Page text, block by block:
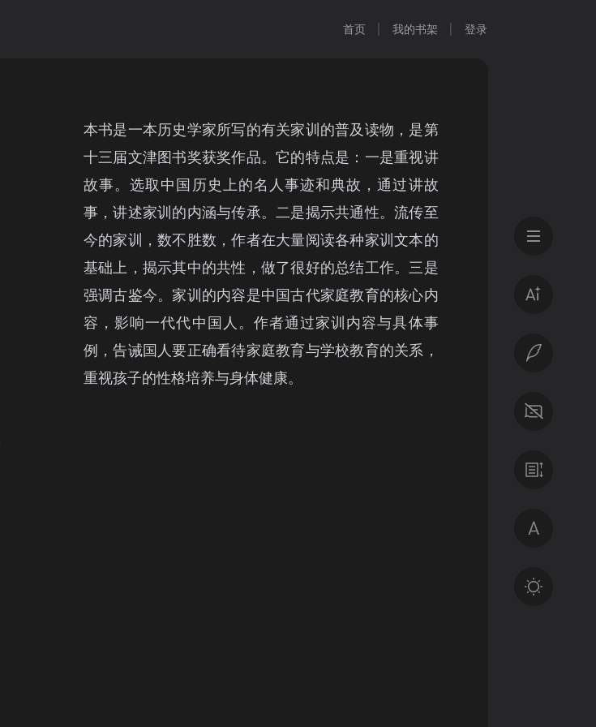
首页 我的书架 登录
本书是一本历史学家所写的有关家训的普及读物，是第
十三届文津图书奖获奖作品。它的特点是：一是重视讲
故事。选取中国历史上的名人事迹和典故，通过讲故
事，讲述家训的内涵与传承。二是揭示共通性。流传至
今的家训，数不胜数，作者在大量阅读各种家训文本的
基础上，揭示其中的共性，做了很好的总结工作。三是
强调古鉴今。家训的内容是中国古代家庭教育的核心内
容，影响一代代中国人。作者通过家训内容与具体事
例，告诫国人要正确看待家庭教育与学校教育的关系，
重视孩子的性格培养与身体健康。